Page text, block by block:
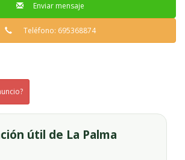
Enviar mensaje
Teléfono: 695368874
útil de La Palma